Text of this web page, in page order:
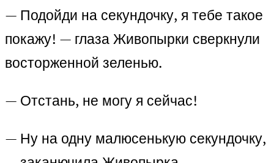
— Подойди на секундочку, я тебе такое
покажу! — глаза Живопырки сверкнули
восторженной зеленью.
— Отстань, не могу я сейчас!
— Ну на одну малюсенькую секундочку,